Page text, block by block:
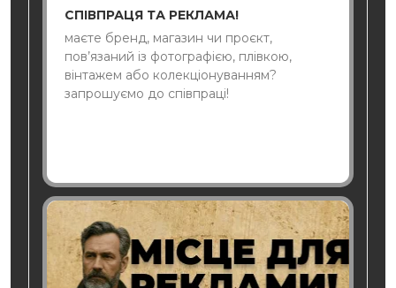
СПІВПРАЦЯ ТА РЕКЛАМА!
маєте бренд, магазин чи проєкт,
пов’язаний із фотографією, плівкою,
вінтажем або колекціонуванням?
запрошуємо до співпраці!